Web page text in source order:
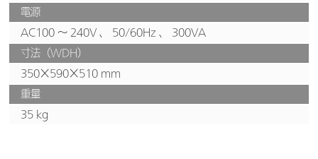
電源
AC100 ～ 240V 、 50/60Hz 、 300VA
寸法（WDH）
350×590×510 mm
重量
35 kg